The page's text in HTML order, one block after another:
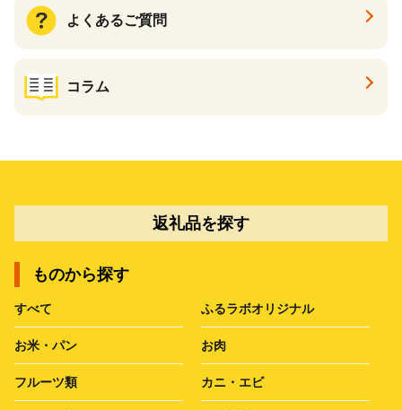
よくあるご質問
コラム
返礼品を探す
ものから探す
すべて ふるラボオリジナル
お米・パン お肉
フルーツ類 カニ・エビ